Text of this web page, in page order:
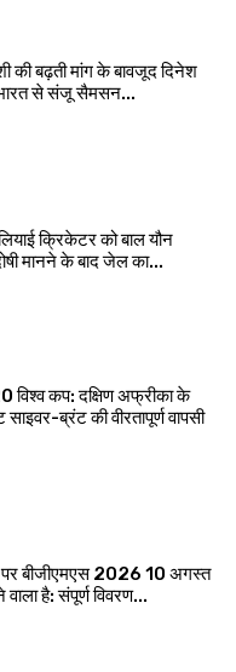
की बढ़ती मांग के बावजूद दिनेश
भारत से संजू सैमसन...
क्रिकेटर को बाल यौन
मानने के बाद जेल का...
विश्व कप: दक्षिण अफ्रीका के
ब्रंट की वीरतापूर्ण वापसी
पर बीजीएमएस 2026 10 अगस्त
है: संपूर्ण विवरण...